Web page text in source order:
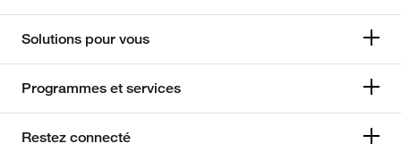
Solutions pour vous
Programmes et services
Restez connecté